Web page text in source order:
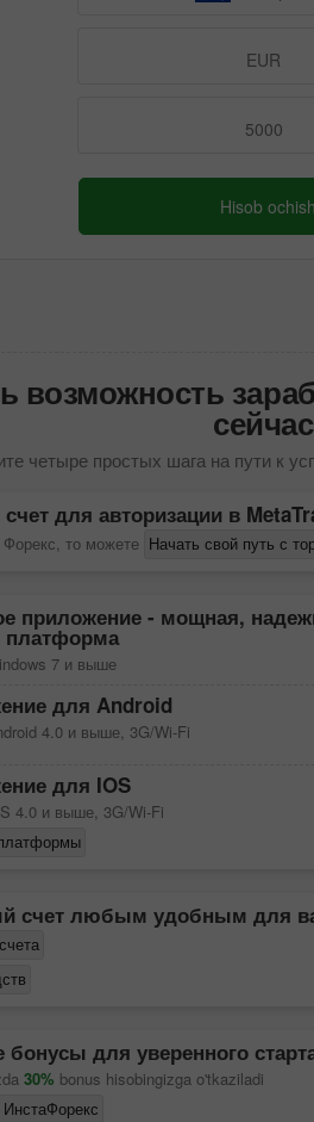
EUR
5000
Hisob ochish
возможность
четыре простых шага на пути к
для авторизации в
то можете Начать свой путь с
приложение - мощная,
платформа
7 и выше
для Android
4.0 и выше, 3G/Wi-Fi
для IOS
4.0 и выше, 3G/Wi-Fi
счет любым удобным для
для уверенного
30% bonus hisobingizga o'tkaziladi